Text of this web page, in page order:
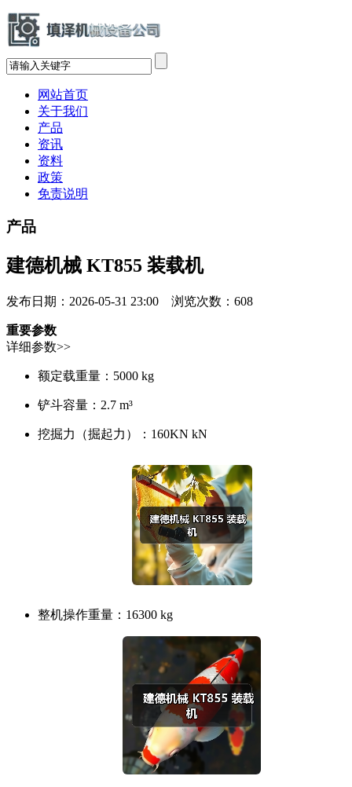
网站首页
关于我们
产品
资讯
资料
政策
免责说明
产品
建德机械 KT855 装载机
发布日期：2026-05-31 23:00 浏览次数： 608
重要参数
详细参数>>
额定载重量： 5000 kg
铲斗容量： 2.7 m³
挖掘力（掘起力）： 160KN kN
整机操作重量： 16300 kg